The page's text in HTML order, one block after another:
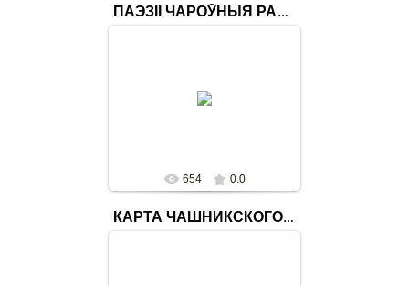
ПАЭЗІІ ЧАРОЎНЫЯ РАДКІ
Кашчынская бібліятэка-філіял №12
654 0.0
КАРТА ЧАШНИКСКОГО РАЙОНА